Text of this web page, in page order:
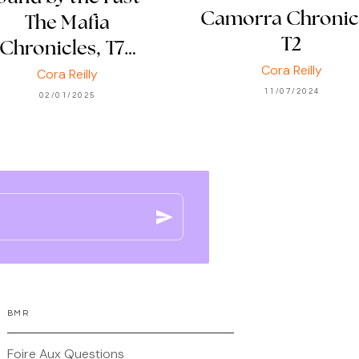
The Mafia
Chronicles, T7…
Cora Reilly
02/01/2025
Camorra
T2
Cora Reilly
11/07/2024
send
BMR
Foire Aux Questions